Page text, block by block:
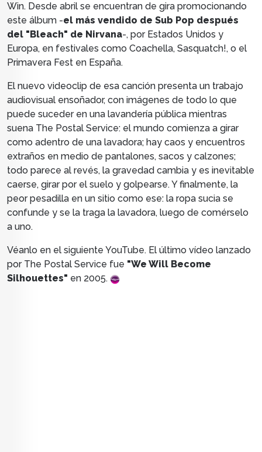
Win. Desde abril se encuentran de gira promocionando
este álbum -el más vendido de Sub Pop después
del "Bleach" de Nirvana-, por Estados Unidos y
Europa, en festivales como Coachella, Sasquatch!, o el
Primavera Fest en España.
El nuevo videoclip de esa canción presenta un trabajo
audiovisual ensoñador, con imágenes de todo lo que
puede suceder en una lavandería pública mientras
suena The Postal Service: el mundo comienza a girar
como adentro de una lavadora; hay caos y encuentros
extraños en medio de pantalones, sacos y calzones;
todo parece al revés, la gravedad cambia y es inevitable
caerse, girar por el suelo y golpearse. Y finalmente, la
peor pesadilla en un sitio como ese: la ropa sucia se
confunde y se la traga la lavadora, luego de comérselo
a uno.
Véanlo en el siguiente YouTube. El último vídeo lanzado
por The Postal Service fue "We Will Become
Silhouettes" en 2005.